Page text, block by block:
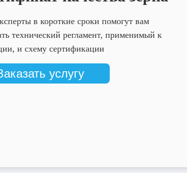
в короткие сроки помогут вам
технический регламент, применимый к
и схему сертификации
услугу